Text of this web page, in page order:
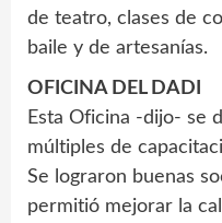
de teatro, clases de
baile y de artesanías.
OFICINA DEL DADI
Esta Oficina -dijo- se
múltiples de
Se lograron buenas
permitió mejorar la